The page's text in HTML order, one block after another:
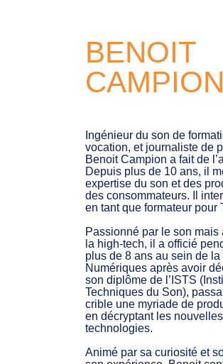
BENOIT
CAMPION
Ingénieur du son de
vocation, et journaliste de
Benoit Campion a fait de
Depuis plus de 10 ans, il
expertise du son et des
des consommateurs. Il
en tant que formateur pour
Passionné par le son mais
la high-tech, il a officié
plus de 8 ans au sein de
Numériques après avoir
son diplôme de l’ISTS
Techniques du Son),
crible une myriade de
en décryptant les nouvelles
technologies.
Animé par sa curiosité et